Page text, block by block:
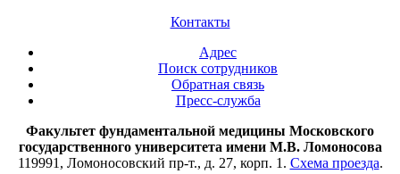
Контакты
Адрес
Поиск сотрудников
Обратная связь
Пресс-служба
Факультет фундаментальной медицины Московского
государственного университета имени М.В. Ломоносова
119991, Ломоносовский пр-т., д. 27, корп. 1. Схема проезда.